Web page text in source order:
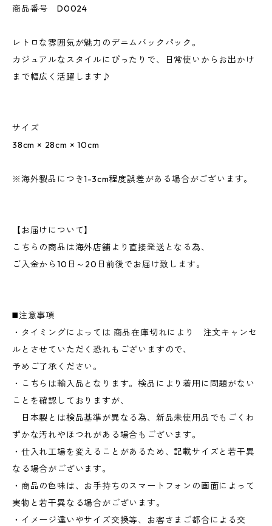
商品番号 D0024
レトロな雰囲気が魅力のデニムバックパック。
カジュアルなスタイルにぴったりで、日常使いからお出かけ
まで幅広く活躍します♪
サイズ
38cm × 28cm × 10cm
※海外製品につき1-3cm程度誤差がある場合がございます。
【お届けについて】
こちらの商品は海外店舗より直接発送となる為、
ご入金から10日～20日前後でお届け致します。
◼️注意事項
・タイミングによっては 商品在庫切れにより 注文キャンセ
ルとさせていただく恐れもございますので、
予めご了承ください。
・こちらは輸入品となります。検品により着用に問題がない
ことを確認しておりますが、
日本製とは検品基準が異なる為、新品未使用品でもごくわ
ずかな汚れやほつれがある場合もございます。
・仕入れ工場を変えることがあるため、記載サイズと若干異
なる場合がございます。
・商品の色味は、お手持ちのスマートフォンの画面によって
実物と若干異なる場合がございます。
・イメージ違いやサイズ交換等、お客さまご都合による交